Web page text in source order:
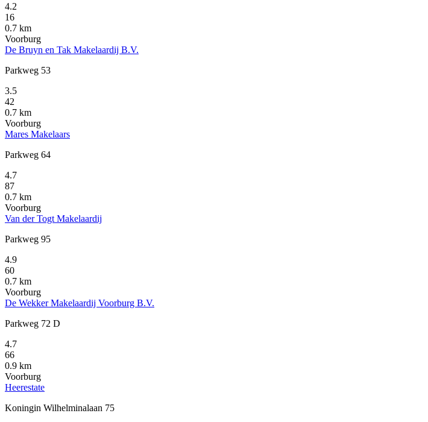
4.2
16
0.7 km
Voorburg
De Bruyn en Tak Makelaardij B.V.
Parkweg 53
3.5
42
0.7 km
Voorburg
Mares Makelaars
Parkweg 64
4.7
87
0.7 km
Voorburg
Van der Togt Makelaardij
Parkweg 95
4.9
60
0.7 km
Voorburg
De Wekker Makelaardij Voorburg B.V.
Parkweg 72 D
4.7
66
0.9 km
Voorburg
Heerestate
Koningin Wilhelminalaan 75